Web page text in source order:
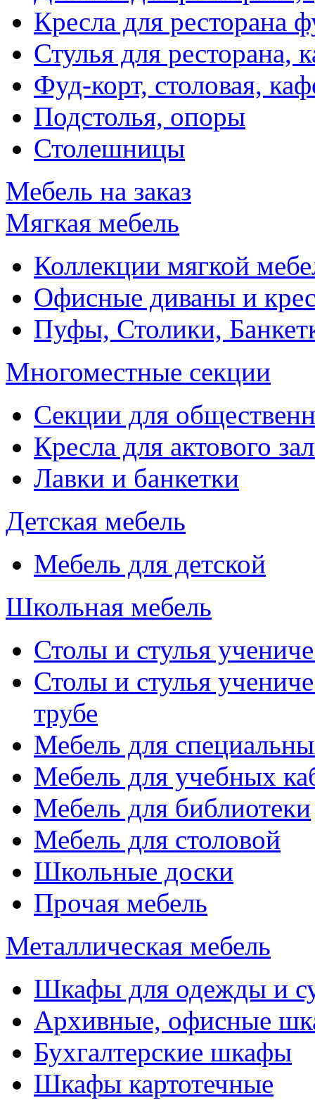
Кресла для ресторана
Стулья для ресторана,
Фуд-корт, столовая,
Подстолья, опоры
Столешницы
Мебель на заказ
Мягкая мебель
Коллекции мягкой
Офисные диваны и
Пуфы, Столики,
Многоместные секции
Секции для
Кресла для актового
Лавки и банкетки
Детская мебель
Мебель для детской
Школьная мебель
Столы и стулья
Столы и стулья
трубе
Мебель для
Мебель для учебных
Мебель для библиотеки
Мебель для столовой
Школьные доски
Прочая мебель
Металлическая мебель
Шкафы для одежды и
Архивные, офисные
Бухгалтерские шкафы
Шкафы картотечные